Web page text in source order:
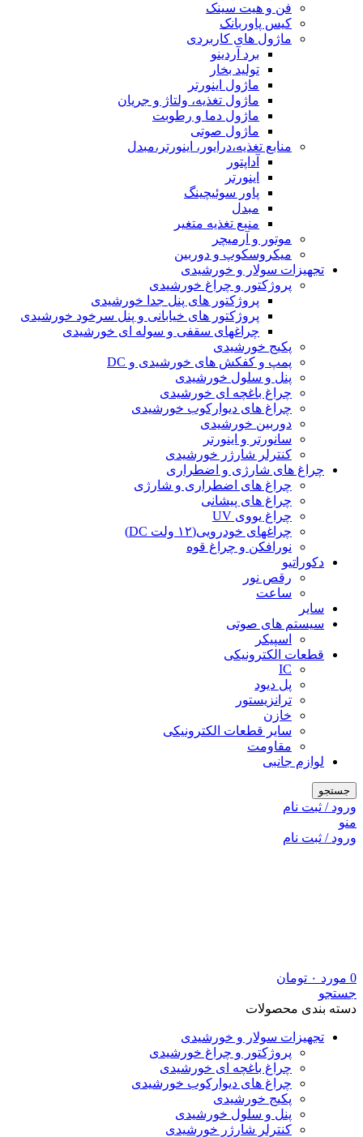
فن و هیت سینک
کیس پاوربانک
ماژول های کاربردی
برد آردینو
تولید بخار
ماژول اینورتر
ماژول تغذیه، ولتاژ و جریان
ماژول دما و رطوبت
ماژول صوتی
منابع تغذیه،درایور، اینورتر،مبدل
آداپتور
اینورتر
پاور سوئیچینگ
مبدل
منبع تغذیه متغیر
موتور و آرمیچر
میکروسکوپ و دوربین
تجهیزات سولار و خورشیدی
پروژکتور و چراغ خورشیدی
پروژکتور های پنل جدا خورشیدی
پروژکتور های خیابانی و پنل سرخود خورشیدی
چراغهای سقفی و سوله ای خورشیدی
پکیج خورشیدی
پمپ و کفکش های خورشیدی و DC
پنل و سلول خورشیدی
چراغ باغچه ای خورشیدی
چراغ های دیوارکوب خورشیدی
دوربین خورشیدی
سانورتر و اینورتر
کنترلر شارژر خورشیدی
چراغ های شارژی و اضطراری
چراغ های اضطراری و شارژی
چراغ های پیشانی
چراغ یووی UV
چراغهای خودرویی(۱۲ ولت DC)
نورافکن و چراغ قوه
دکوراتیو
رقص نور
ساعت
سایر
سیستم های صوتی
اسپیکر
قطعات الکترونیکی
IC
پل دیود
ترانزیستور
خازن
سایر قطعات الکترونیکی
مقاومت
لوازم جانبی
جستجو
ورود / ثبت نام
منو
ورود / ثبت نام
0 مورد ۰ تومان
جستجو
دسته بندی محصولات
تجهیزات سولار و خورشیدی
پروژکتور و چراغ خورشیدی
چراغ باغچه ای خورشیدی
چراغ های دیوارکوب خورشیدی
پکیج خورشیدی
پنل و سلول خورشیدی
کنترلر شارژر خورشیدی